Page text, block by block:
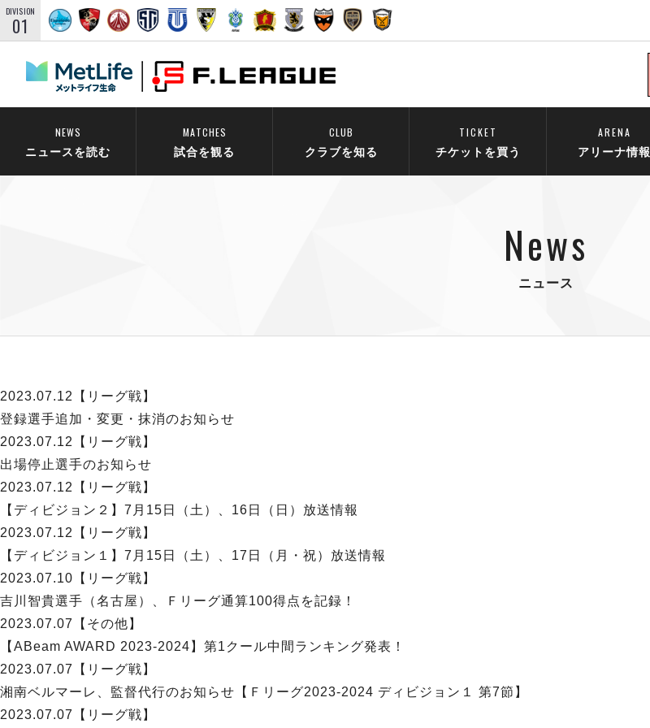
DIVISION
01
NEWS
ニュースを読む
MATCHES
試合を観る
CLUB
クラブを知る
TICKET
チケットを買う
ARENA
アリーナ情報
News
ニュース
2023.07.12
【リーグ戦】
登録選手追加・変更・抹消のお知らせ
2023.07.12
【リーグ戦】
出場停止選手のお知らせ
2023.07.12
【リーグ戦】
【ディビジョン２】7月15日（土）、16日（日）放送情報
2023.07.12
【リーグ戦】
【ディビジョン１】7月15日（土）、17日（月・祝）放送情報
2023.07.10 【リーグ戦】
吉川智貴選手（名古屋）、Ｆリーグ通算100得点を記録！
2023.07.07
【その他】
【ABeam AWARD 2023-2024】第1クール中間ランキング発表！
2023.07.07
【リーグ戦】
湘南ベルマーレ、監督代行のお知らせ【Ｆリーグ2023-2024 ディビジョン１ 第7節】
2023.07.07
【リーグ戦】